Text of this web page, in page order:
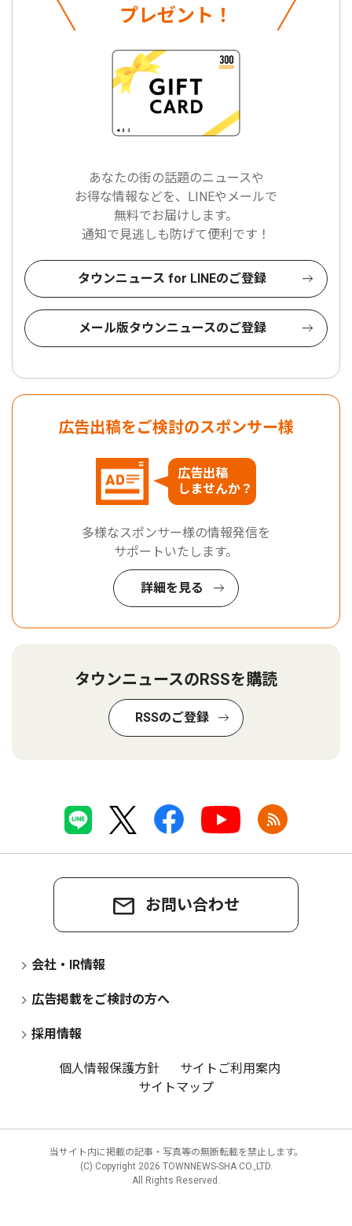
プレゼント！
あなたの街の話題のニュースや
お得な情報などを、LINEやメールで
無料でお届けします。
通知で見逃しも防げて便利です！
タウンニュース for LINEのご登録
メール版タウンニュースのご登録
広告出稿をご検討のスポンサー様
広告出稿
しませんか？
多様なスポンサー様の情報発信を
サポートいたします。
詳細を見る
タウンニュースのRSSを購読
RSSのご登録
お問い合わせ
会社・IR情報
広告掲載をご検討の方へ
採用情報
個人情報保護方針
サイトご利用案内
サイトマップ
当サイト内に掲載の記事・写真等の無断転載を禁止します。
(C) Copyright 2026 TOWNNEWS-SHA CO.,LTD.
All Rights Reserved.